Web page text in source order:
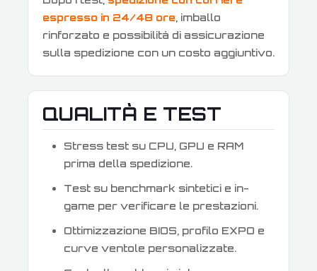
espresso in 24/48 ore , imballo
rinforzato e possibilità di assicurazione
sulla spedizione con un costo aggiuntivo.
QUALITÀ E TEST
Stress test su CPU, GPU e RAM
prima della spedizione.
Test su benchmark sintetici e in-
game per verificare le prestazioni.
Ottimizzazione BIOS, profilo EXPO e
curve ventole personalizzate.